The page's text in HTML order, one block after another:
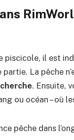
piscicole, il est
partie. La pêche
. Ensuite,
ou océan – où
pêche dans